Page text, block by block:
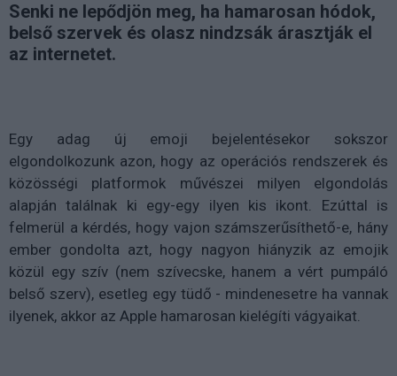
Senki ne lepődjön meg, ha hamarosan hódok,
belső szervek és olasz nindzsák árasztják el
az internetet.
Egy adag új emoji bejelentésekor sokszor
elgondolkozunk azon, hogy az operációs rendszerek és
közösségi platformok művészei milyen elgondolás
alapján találnak ki egy-egy ilyen kis ikont. Ezúttal is
felmerül a kérdés, hogy vajon számszerűsíthető-e, hány
ember gondolta azt, hogy nagyon hiányzik az emojik
közül egy szív (nem szívecske, hanem a vért pumpáló
belső szerv), esetleg egy tüdő - mindenesetre ha vannak
ilyenek, akkor az Apple hamarosan kielégíti vágyaikat.